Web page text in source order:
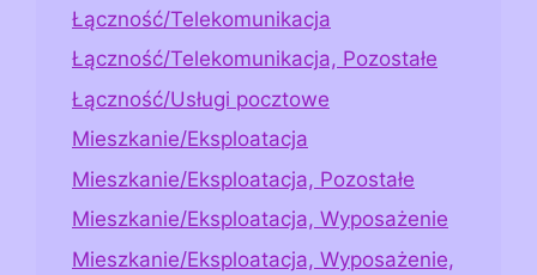
Łączność/Telekomunikacja
Łączność/Telekomunikacja, Pozostałe
Łączność/Usługi pocztowe
Mieszkanie/Eksploatacja
Mieszkanie/Eksploatacja, Pozostałe
Mieszkanie/Eksploatacja, Wyposażenie
Mieszkanie/Eksploatacja, Wyposażenie,